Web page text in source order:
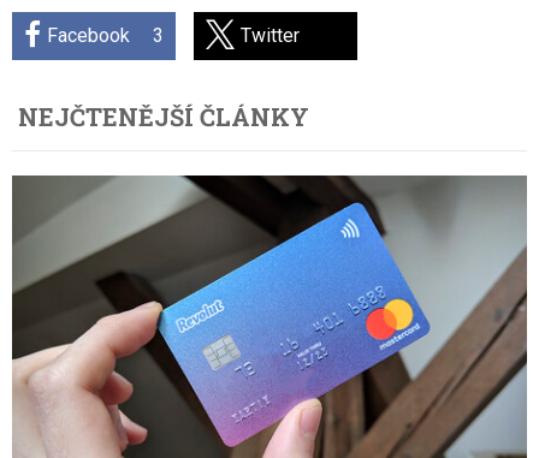
Facebook 3 Twitter
NEJČTENĚJŠÍ ČLÁNKY